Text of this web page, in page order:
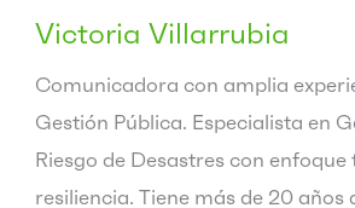
Victoria Villarrubia
Comunicadora con amplia
Gestión Pública. Especialista en
Riesgo de Desastres con
resiliencia. Tiene más de 20 años